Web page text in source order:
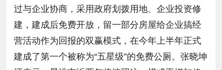
过与企业协商，采用政府划拨用地、企业投资修
建，建成后免费开放，留一部分房屋给企业搞经
营活动作为回报的双赢模式，在今年上半年正式
建成了第一个被称为“五星级”的免费公厕。张晓坤